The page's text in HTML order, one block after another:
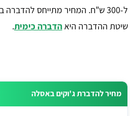
ל-300 ש"ח. המחיר מתייחס
שיטת ההדברה היאהדברה כימית.
מחיר להדברת ג'וקים באסלה